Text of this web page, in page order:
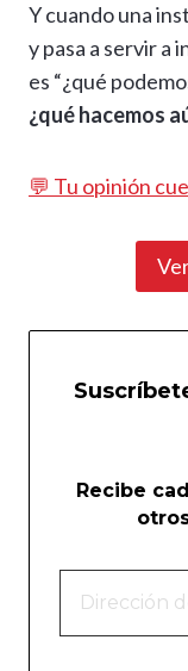
Y cuando una
y pasa a servir a
es “¿qué
¿qué hacemos
💬 Tu opinión
Recibe